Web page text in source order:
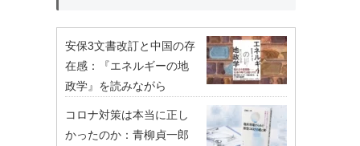
安保3文書改訂と中国の存
在感：『エネルギーの地
政学』を読みながら
コロナ対策は本当に正し
かったのか：青柳貞一郎